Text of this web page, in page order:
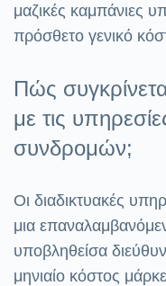
μαζικές καμπάνιες
πρόσθετο γενικό
Πώς
με τις
συνδρομών;
Οι διαδικτυακές
μια
υποβληθείσα
μηνιαίο κόστος